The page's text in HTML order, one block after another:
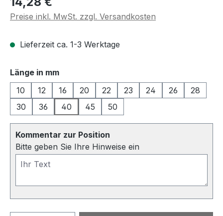
Preise inkl. MwSt. zzgl. Versandkosten
Lieferzeit ca. 1-3 Werktage
Länge in mmauswählen
10
12 16 20 22 23 24 26
28
30
36 40 45 50
Kommentar zur Position
Bitte geben Sie Ihre Hinweise ein